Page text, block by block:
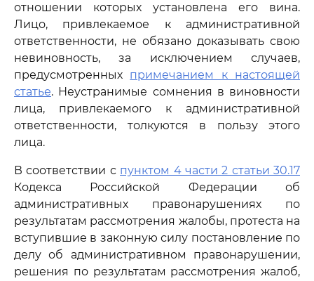
отношении которых установлена его вина.
Лицо, привлекаемое к административной
ответственности, не обязано доказывать свою
невиновность, за исключением случаев,
предусмотренных примечанием к настоящей
статье. Неустранимые сомнения в виновности
лица, привлекаемого к административной
ответственности, толкуются в пользу этого
лица.
В соответствии с пунктом 4 части 2 статьи 30.17
Кодекса Российской Федерации об
административных правонарушениях по
результатам рассмотрения жалобы, протеста на
вступившие в законную силу постановление по
делу об административном правонарушении,
решения по результатам рассмотрения жалоб,